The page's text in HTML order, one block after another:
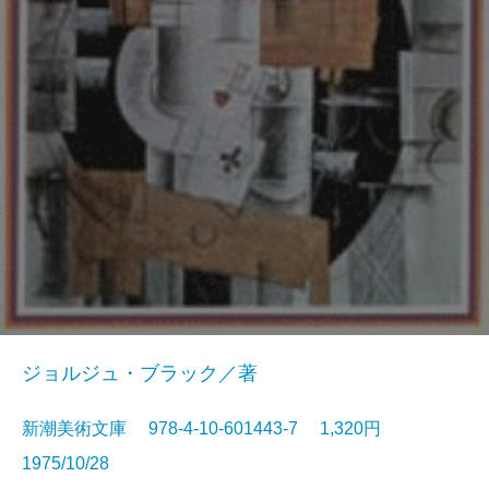
ジョルジュ・ブラック／著
新潮美術文庫 978-4-10-601443-7 1,320円
1975/10/28